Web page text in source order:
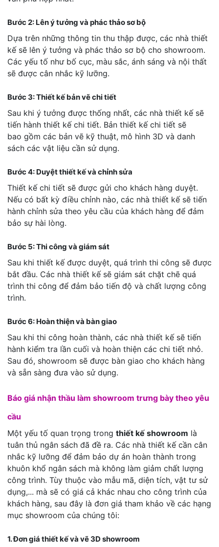
Bước 2: Lên ý tưởng và phác thảo sơ bộ
Dựa trên những thông tin thu thập được, các nhà thiết
kế sẽ lên ý tưởng và phác thảo sơ bộ cho showroom.
Các yếu tố như bố cục, màu sắc, ánh sáng và nội thất
sẽ được cân nhắc kỹ lưỡng.
Bước 3: Thiết kế bản vẽ chi tiết
Sau khi ý tưởng được thống nhất, các nhà thiết kế sẽ
tiến hành thiết kế chi tiết. Bản thiết kế chi tiết sẽ
bao gồm các bản vẽ kỹ thuật, mô hình 3D và danh
sách các vật liệu cần sử dụng.
Bước 4: Duyệt thiết kế và chỉnh sửa
Thiết kế chi tiết sẽ được gửi cho khách hàng duyệt.
Nếu có bất kỳ điều chỉnh nào, các nhà thiết kế sẽ tiến
hành chỉnh sửa theo yêu cầu của khách hàng để đảm
bảo sự hài lòng.
Bước 5: Thi công và giám sát
Sau khi thiết kế được duyệt, quá trình thi công sẽ được
bắt đầu. Các nhà thiết kế sẽ giám sát chặt chẽ quá
trình thi công để đảm bảo tiến độ và chất lượng công
trình.
Bước 6: Hoàn thiện và bàn giao
Sau khi thi công hoàn thành, các nhà thiết kế sẽ tiến
hành kiểm tra lần cuối và hoàn thiện các chi tiết nhỏ.
Sau đó, showroom sẽ được bàn giao cho khách hàng
và sẵn sàng đưa vào sử dụng.
Báo giá nhận thầu làm showroom trưng bày theo yêu
cầu
Một yếu tố quan trọng trong thiết kế showroom là
tuân thủ ngân sách đã đề ra. Các nhà thiết kế cần cân
nhắc kỹ lưỡng để đảm bảo dự án hoàn thành trong
khuôn khổ ngân sách mà không làm giảm chất lượng
công trình. Tùy thuộc vào mẫu mã, diện tích, vật tư sử
dụng,... mà sẽ có giá cả khác nhau cho công trình của
khách hàng, sau đây là đơn giá tham khảo về các hạng
mục showroom của chúng tôi:
1. Đơn giá thiết kế và vẽ 3D showroom